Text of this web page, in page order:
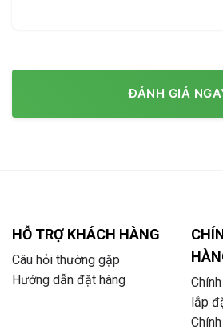
ĐÁNH GIÁ
HỖ TRỢ KHÁCH HÀNG
Câu hỏi thường gặp
Hướng dẫn đặt hàng
lắp